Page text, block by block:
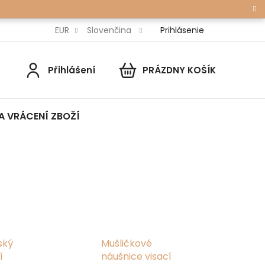
EUR Slovenčina Prihlásenie
Přihlášení
NÁKUPNÝPRÁZDNY KOŠÍK
VRÁCENÍ ZBOŽÍ
Mušličkové
náušnice visací